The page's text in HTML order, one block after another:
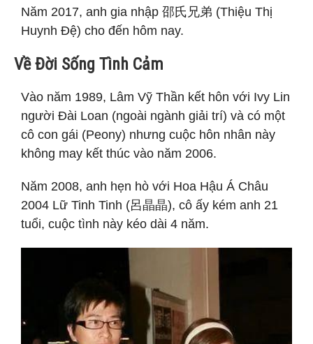
Năm 2017, anh gia nhập 邵氏兄弟 (Thiệu Thị
Huynh Đệ) cho đến hôm nay.
Về Đời Sống Tình Cảm
Vào năm 1989, Lâm Vỹ Thần kết hôn với Ivy Lin
người Đài Loan (ngoài ngành giải trí) và có một
cô con gái (Peony) nhưng cuộc hôn nhân này
không may kết thúc vào năm 2006.
Năm 2008, anh hẹn hò với Hoa Hậu Á Châu
2004 Lữ Tinh Tinh (呂晶晶), cô ấy kém anh 21
tuổi, cuộc tình này kéo dài 4 năm.